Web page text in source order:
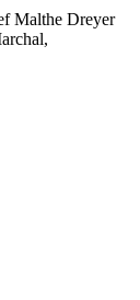
Malthe Dreyer